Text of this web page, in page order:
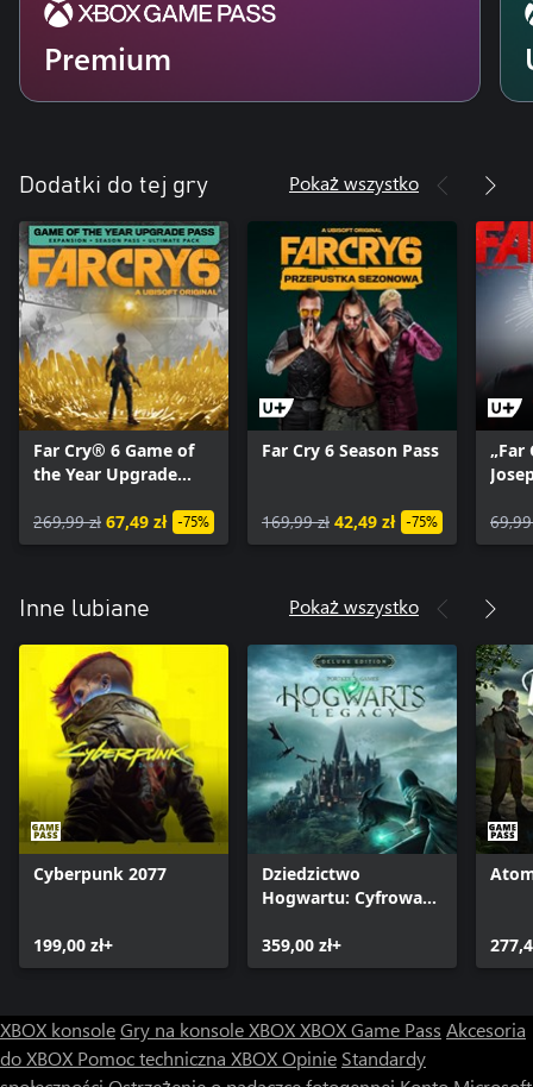
Premium
Dodatki do tej gry Pokaż wszystko
Far Cry® 6 Game of
the Year Upgrade
269,99 zł 67,49 zł -75%
Far Cry 6 Season Pass
169,99 zł 42,49 zł -75%
„Far
69,99
Inne lubiane Pokaż wszystko
Cyberpunk 2077
199,00 zł+
Dziedzictwo
Hogwartu: Cyfrowa
359,00 zł+
XBOX konsoleGry na konsole XBOXXBOX Game Pass Akcesoria
do XBOX Pomoc techniczna XBOXOpinie Standardy